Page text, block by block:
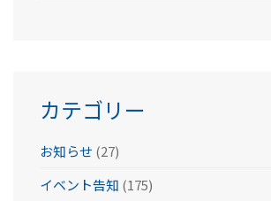
カテゴリー
お知らせ (27)
イベント告知 (175)